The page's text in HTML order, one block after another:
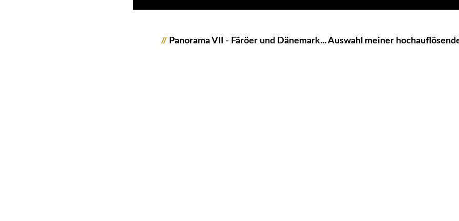
// Panorama VII - Färöer und Dänemark... Auswahl meiner